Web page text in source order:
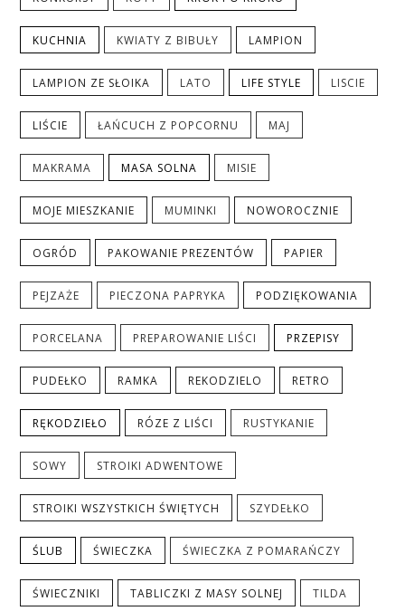
KUCHNIA KWIATY Z BIBUŁY LAMPION
LAMPION ZE SŁOIKA LATO LIFE STYLE LISCIE
LIŚCIE ŁAŃCUCH Z POPCORNU MAJ
MAKRAMA MASA SOLNA MISIE
MOJE MIESZKANIE MUMINKI NOWOROCZNIE
OGRÓD PAKOWANIE PREZENTÓW PAPIER
PEJZAŻE PIECZONA PAPRYKA PODZIĘKOWANIA
PORCELANA PREPAROWANIE LIŚCI PRZEPISY
PUDEŁKO RAMKA REKODZIELO RETRO
RĘKODZIEŁO RÓZE Z LIŚCI RUSTYKANIE
SOWY STROIKI ADWENTOWE
STROIKI WSZYSTKICH ŚWIĘTYCH SZYDEŁKO
ŚLUB ŚWIECZKA ŚWIECZKA Z POMARAŃCZY
ŚWIECZNIKI TABLICZKI Z MASY SOLNEJ TILDA